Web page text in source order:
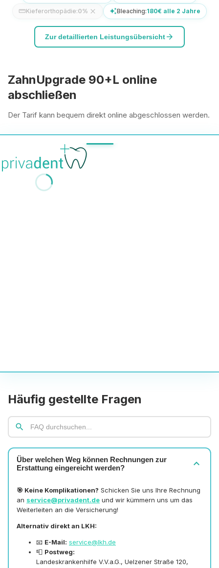
straightenKieferorthopädie:0% close auto_awesomeBleaching:180€ alle 2 Jahre
Zur detaillierten Leistungsübersichtarrow_forward
ZahnUpgrade 90+L online
abschließen
Der Tarif kann bequem direkt online abgeschlossen werden.
Häufig gestellte Fragen
search
Über welchen Weg können Rechnungen zur
Erstattung eingereicht werden?
expand_more
🎯 Keine Komplikationen? Schicken Sie uns Ihre Rechnung
an service@privadent.de und wir kümmern uns um das
Weiterleiten an die Versicherung!
Alternativ direkt an LKH:
📧 E-Mail: service@lkh.de
📮 Postweg:
Landeskrankenhilfe V.V.a.G., Uelzener Straße 120,